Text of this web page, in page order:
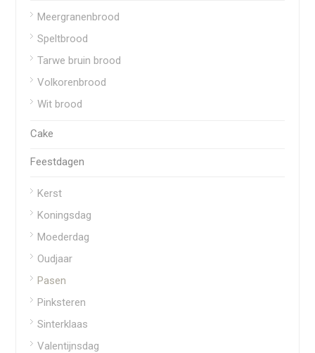
Meergranenbrood
Speltbrood
Tarwe bruin brood
Volkorenbrood
Wit brood
Cake
Feestdagen
Kerst
Koningsdag
Moederdag
Oudjaar
Pasen
Pinksteren
Sinterklaas
Valentijnsdag